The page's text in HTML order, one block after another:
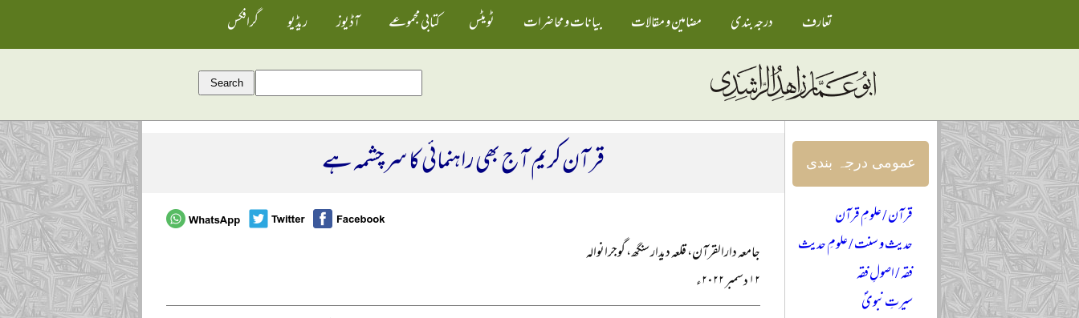
تعارف درجہ بندی مضامین و مقالات بیانات و محاضرات ٹویٹس کتابی مجموعے آڈیوز ریڈیو گرافکس
قرآن کریم آج بھی راہنمائی کا سرچشمہ ہے
جامعہ دارالقرآن، قلعہ دیدار سنگھ، گوجرانوالہ
۱۲ دسمبر ۲۰۲۲ء
عمومی درجہ بندی
قرآن / علومِ قرآن
حدیث و سنت / علومِ حدیث
فقہ / اصولِ فقہ
سیرتِ نبویؐ